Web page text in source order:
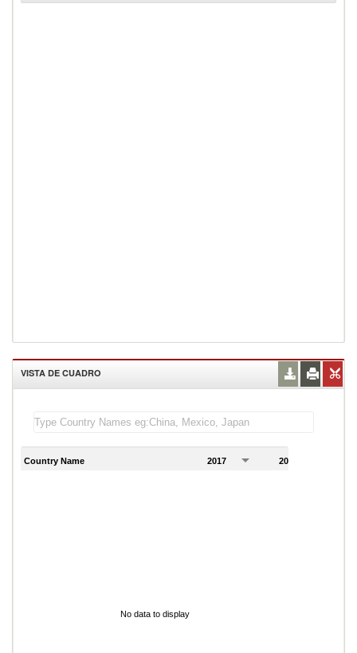
VISTA DE CUADRO
Country Name 2017 2018
No data to display